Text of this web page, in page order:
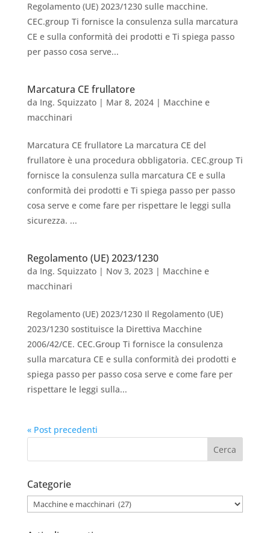
Regolamento (UE) 2023/1230 sulle macchine.
CEC.group Ti fornisce la consulenza sulla marcatura
CE e sulla conformità dei prodotti e Ti spiega passo
per passo cosa serve...
Marcatura CE frullatore
da Ing. Squizzato| Mar 8, 2024| Macchine e
macchinari
Marcatura CE frullatore La marcatura CE del
frullatore è una procedura obbligatoria. CEC.group Ti
fornisce la consulenza sulla marcatura CE e sulla
conformità dei prodotti e Ti spiega passo per passo
cosa serve e come fare per rispettare le leggi sulla
sicurezza. ...
Regolamento (UE) 2023/1230
da Ing. Squizzato| Nov 3, 2023| Macchine e
macchinari
Regolamento (UE) 2023/1230 Il Regolamento (UE)
2023/1230 sostituisce la Direttiva Macchine
2006/42/CE. CEC.Group Ti fornisce la consulenza
sulla marcatura CE e sulla conformità dei prodotti e
spiega passo per passo cosa serve e come fare per
rispettare le leggi sulla...
« Post precedenti
Categorie
Categorie